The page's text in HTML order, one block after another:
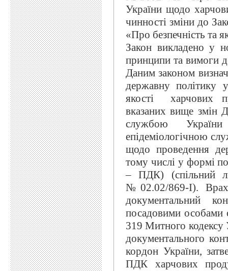
України щодо
чинності зміни до
«Про безпечність та
Закон викладено у
принципи та вимоги
Даним законом
державну політику
якості харчових
вказаних вище змін
службою
епідеміологічною
щодо проведення
тому числі у формі
– ПДК) (спільний
№02.02/869-І).
документальний
посадовими особами
319 Митного кодексу
документального
кордон України,
ПДК харчових